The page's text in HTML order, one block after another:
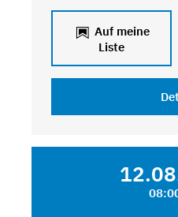
Auf meine
Liste